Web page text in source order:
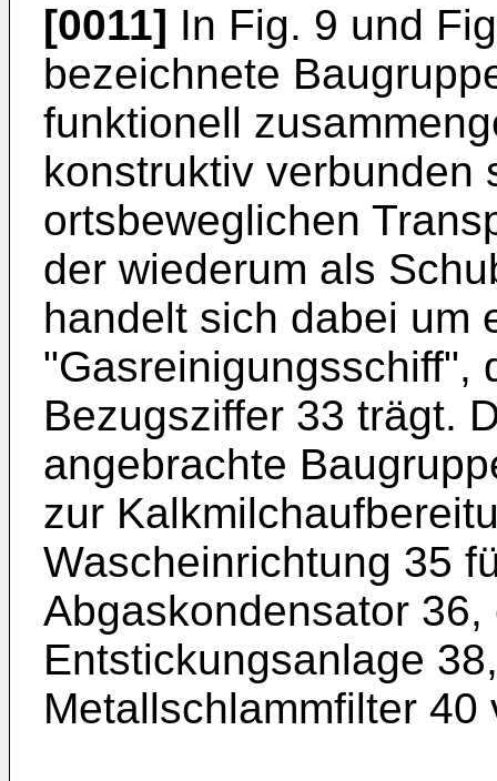
[0011] In Fig. 9 und
bezeichnete
funktionell
konstruktiv verbunden
ortsbeweglichen
der wiederum als
handelt sich dabei um
"Gasreinigungsschiff",
Bezugszif­fer 33 trägt.
angebrachte
zur
Wascheinrichtung 35
Abgaskondensator
Entstickungsanlage
Metallschlammfilter 40